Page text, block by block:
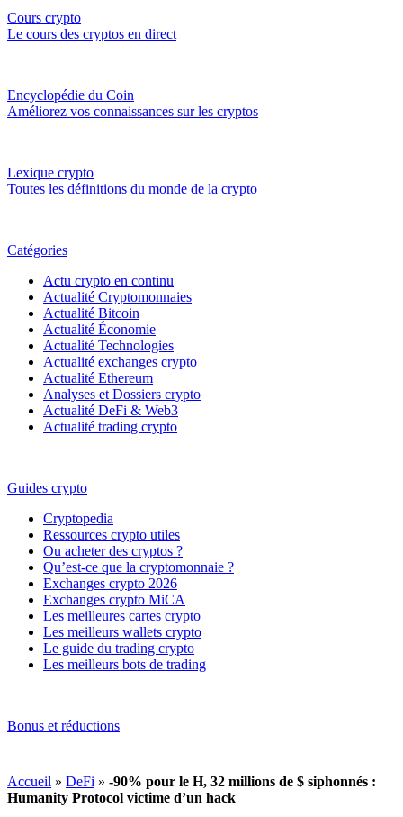
Cours crypto
Le cours des cryptos en direct
Encyclopédie du Coin
Améliorez vos connaissances sur les cryptos
Lexique crypto
Toutes les définitions du monde de la crypto
Catégories
Actu crypto en continu
Actualité Cryptomonnaies
Actualité Bitcoin
Actualité Économie
Actualité Technologies
Actualité exchanges crypto
Actualité Ethereum
Analyses et Dossiers crypto
Actualité DeFi & Web3
Actualité trading crypto
Guides crypto
Cryptopedia
Ressources crypto utiles
Ou acheter des cryptos ?
Qu’est-ce que la cryptomonnaie ?
Exchanges crypto 2026
Exchanges crypto MiCA
Les meilleures cartes crypto
Les meilleurs wallets crypto
Le guide du trading crypto
Les meilleurs bots de trading
Bonus et réductions
Accueil » DeFi » -90% pour le H, 32 millions de $ siphonnés :
Humanity Protocol victime d’un hack